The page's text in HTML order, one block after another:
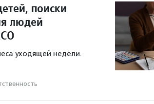
поиски
людей
уходящей недели.